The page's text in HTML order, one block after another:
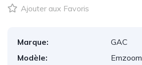
Ajouter aux Favoris
Marque:
GAC
Modèle:
Emzoom